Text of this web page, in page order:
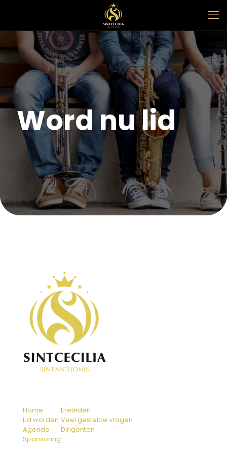
Word nu lid
Home
Lid worden
Agenda
Sponsoring
Ereleden
Veel gestelde vragen
Dirigenten